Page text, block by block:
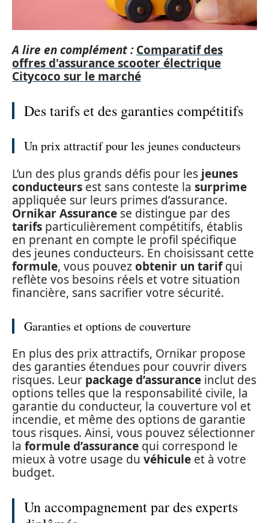
A lire en complément : Comparatif des
offres d'assurance scooter électrique
Citycoco sur le marché
Des tarifs et des garanties compétitifs
Un prix attractif pour les jeunes conducteurs
L’un des plus grands défis pour les jeunes
conducteurs est sans conteste la surprime
appliquée sur leurs primes d’assurance.
Ornikar Assurance se distingue par des
tarifs particulièrement compétitifs, établis
en prenant en compte le profil spécifique
des jeunes conducteurs. En choisissant cette
formule, vous pouvezobtenir un tarifqui
reflète vos besoins réels et votre situation
financière, sans sacrifier votre sécurité.
Garanties et options de couverture
En plus des prix attractifs, Ornikar propose
des garanties étendues pour couvrir divers
risques. Leur package d’assurance inclut des
options telles que la responsabilité civile, la
garantie du conducteur, la couverture vol et
incendie, et même des options de garantie
tous risques. Ainsi, vous pouvez sélectionner
la formule d’assurance qui correspond le
mieux à votre usage du véhicule et à votre
budget.
Un accompagnement par des experts